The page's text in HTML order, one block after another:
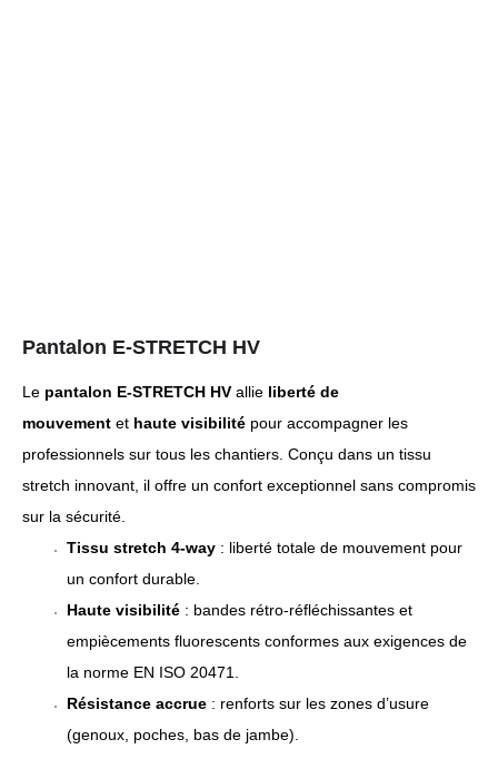
Pantalon E-STRETCH HV
Le pantalon E-STRETCH HV allie liberté de
mouvement et haute visibilité pour accompagner les
professionnels sur tous les chantiers. Conçu dans un tissu
stretch innovant, il offre un confort exceptionnel sans compromis
sur la sécurité.
Tissu stretch 4-way : liberté totale de mouvement pour
un confort durable.
Haute visibilité : bandes rétro-réfléchissantes et
empiècements fluorescents conformes aux exigences de
la norme EN ISO 20471.
Résistance accrue : renforts sur les zones d’usure
(genoux, poches, bas de jambe).